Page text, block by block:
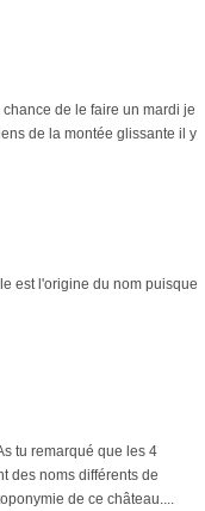
de le faire un mardi je
de la montée glissante il y
est l'origine du nom puisque
tu remarqué que les 4
des noms différents de
de ce château....